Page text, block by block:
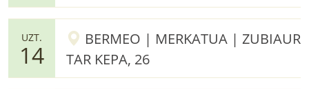
UZT.
14
BERMEO | MERKATUA | ZUBIAUR
TAR KEPA, 26